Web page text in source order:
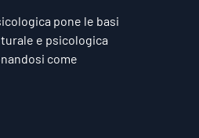
pone le basi
e psicologica
come